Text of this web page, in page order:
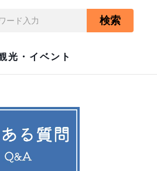
光・イベント
検索